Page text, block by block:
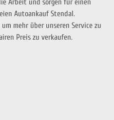
Arbeit und sorgen für einen
Autoankauf Stendal.
mehr über unseren Service zu
Preis zu verkaufen.